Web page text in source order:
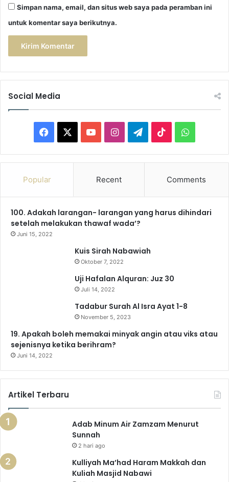
Simpan nama, email, dan situs web saya pada peramban ini
untuk komentar saya berikutnya.
Social Media
a
b
o
o
u
e
I
n
a
r
a
e
g
a
m
i
o
W
h
s
Popular Recent Comments
100. Adakah larangan- larangan yang harus dihindari
setelah melakukan thawaf wada’?
Juni 15, 2022
Kuis Sirah Nabawiah
Oktober 7, 2022
Uji Hafalan Alquran: Juz 30
Juli 14, 2022
Tadabur Surah Al Isra Ayat 1-8
November 5, 2023
19. Apakah boleh memakai minyak angin atau viks atau
sejenisnya ketika berihram?
Juni 14, 2022
Artikel Terbaru
Adab Minum Air Zamzam Menurut
Sunnah
2 hari ago
Kulliyah Ma’had Haram Makkah dan
Kuliah Masjid Nabawi